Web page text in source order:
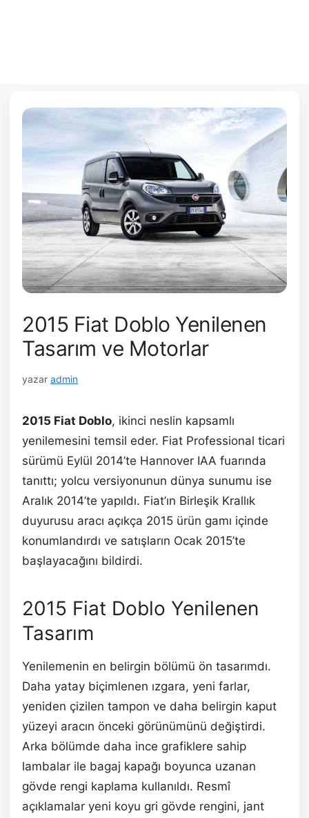
2015 Fiat Doblo Yenilenen
Tasarım ve Motorlar
yazar admin
2015 Fiat Doblo, ikinci neslin kapsamlı
yenilemesini temsil eder. Fiat Professional ticari
sürümü Eylül 2014’te Hannover IAA fuarında
tanıttı; yolcu versiyonunun dünya sunumu ise
Aralık 2014’te yapıldı. Fiat’ın Birleşik Krallık
duyurusu aracı açıkça 2015 ürün gamı içinde
konumlandırdı ve satışların Ocak 2015’te
başlayacağını bildirdi.
2015 Fiat Doblo Yenilenen
Tasarım
Yenilemenin en belirgin bölümü ön tasarımdı.
Daha yatay biçimlenen ızgara, yeni farlar,
yeniden çizilen tampon ve daha belirgin kaput
yüzeyi aracın önceki görünümünü değiştirdi.
Arka bölümde daha ince grafiklere sahip
lambalar ile bagaj kapağı boyunca uzanan
gövde rengi kaplama kullanıldı. Resmî
açıklamalar yeni koyu gri gövde rengini, jant